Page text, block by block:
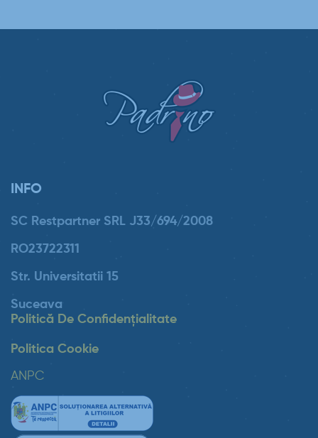
INFO
SC Restpartner SRL J33/694/2008
RO23722311
Str. Universitatii 15
Suceava
Politică De Confidențialitate
Politica Cookie
ANPC